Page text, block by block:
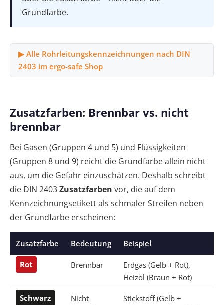
Grundfarbe.
▶ Alle Rohrleitungskennzeichnungen nach DIN
2403 im ergo-safe Shop
Zusatzfarben: Brennbar vs. nicht
brennbar
Bei Gasen (Gruppen 4 und 5) und Flüssigkeiten
(Gruppen 8 und 9) reicht die Grundfarbe allein nicht
aus, um die Gefahr einzuschätzen. Deshalb schreibt
die DIN 2403Zusatzfarben vor, die auf dem
Kennzeichnungsetikett als schmaler Streifen neben
der Grundfarbe erscheinen:
Zusatzfarbe Bedeutung Beispiel
Rot Brennbar
Erdgas (Gelb + Rot),
Heizöl (Braun + Rot)
Schwarz
Nicht
Stickstoff (Gelb +